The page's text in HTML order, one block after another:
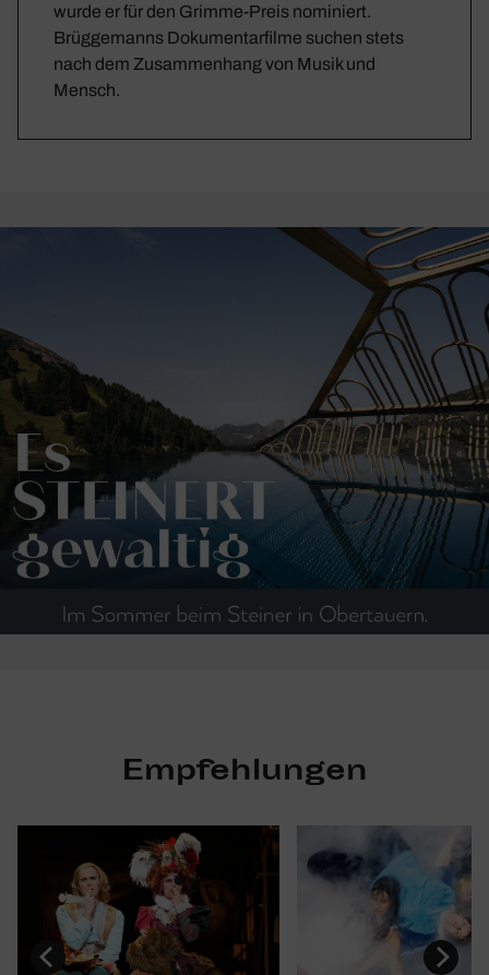
wurde er für den Grimme-Preis nominiert.
Brüggemanns Dokumentarfilme suchen stets
nach dem Zusammenhang von Musik und
Mensch.
Empfehlungen